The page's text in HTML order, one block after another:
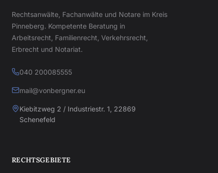
Rechtsanwälte, Fachanwälte und Notare im Kreis
Pinneberg. Kompetente Beratung in
Arbeitsrecht, Familienrecht, Verkehrsrecht,
Erbrecht und Notariat.
040 200085555
mail@vonbergner.eu
Kiebitzweg 2 / Industriestr. 1, 22869
Schenefeld
RECHTSGEBIETE